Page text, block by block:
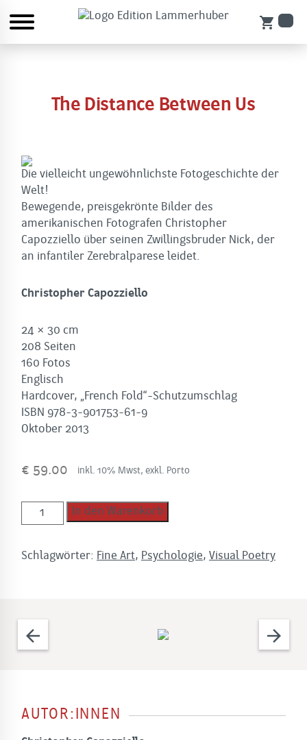
shopping_cart
The Distance Between Us
Die vielleicht ungewöhnlichste Fotogeschichte der
Welt!
Bewegende, preisgekrönte Bilder des
amerikanischen Fotografen Christopher
Capozziello über seinen Zwillingsbruder Nick, der
an infantiler Zerebralparese leidet.
Christopher Capozziello
24 × 30 cm
208 Seiten
160 Fotos
Englisch
Hardcover, „French Fold“-Schutzumschlag
ISBN 978-3-901753-61-9
Oktober 2013
€ 59.00 inkl. 10% Mwst, exkl. Porto
Distance
Us
In den Warenkorb
Schlagwörter: Fine Art, Psychologie, Visual Poetry
arrow_back arrow_forward
AUTOR:INNEN